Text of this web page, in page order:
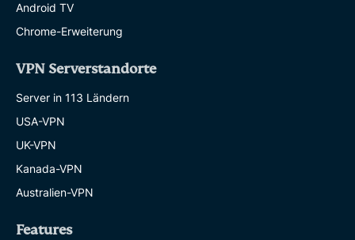
Android TV
Chrome-Erweiterung
VPN Serverstandorte
Server in 113 Ländern
USA-VPN
UK-VPN
Kanada-VPN
Australien-VPN
Features